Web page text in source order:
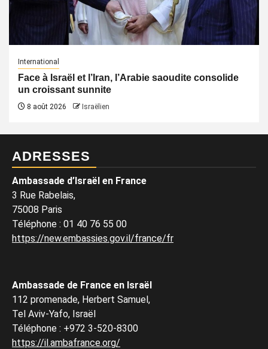
International
Face à Israël et l’Iran, l’Arabie saoudite consolide
un croissant sunnite
8 août 2026 Israëlien
ADRESSES
Ambassade d’Israël en France
3 Rue Rabelais,
75008 Paris
Téléphone : 01 40 76 55 00
https://new.embassies.gov.il/france/fr
Ambassade de France en Israël
112 promenade, Herbert Samuel,
Tel Aviv-Yafo, Israël
Téléphone : +972 3-520-8300
https://il.ambafrance.org/